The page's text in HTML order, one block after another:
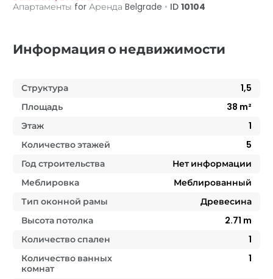
Апартаменты for Аренда Belgrade • ID 10104
Информация о недвижимости
Структура
1,5
Площадь
38 m²
Этаж
1
Количество этажей
5
Год строительства
Нет информации
Меблировка
Меблированный
Тип оконной рамы
Древесина
Высота потолка
2.71 m
Количество спален
1
Количество ванных
комнат
1